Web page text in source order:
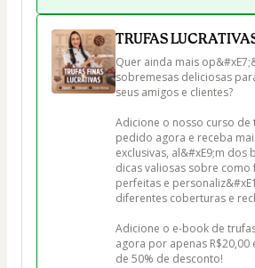
TRUFAS
Quer ainda mais
sobremesas deliciosas
seus amigos e clientes?
Adicione o nosso curso de
pedido agora e receba
exclusivas, al&#xE9;m dos
dicas valiosas sobre como
perfeitas e
diferentes coberturas e
Adicione o e-book de
agora por apenas
de 50% de desconto!